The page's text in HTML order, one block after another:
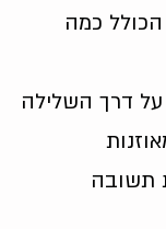
כמה
על דרך השלילה
תשובה